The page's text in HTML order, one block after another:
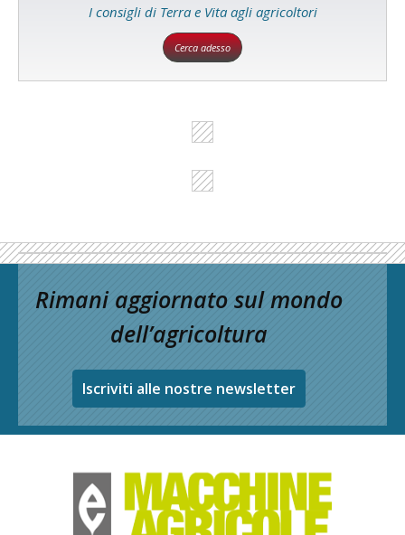
I consigli di Terra e Vita agli agricoltori
Cerca adesso
Rimani aggiornato sul mondo
dell’agricoltura
Iscriviti alle nostre newsletter